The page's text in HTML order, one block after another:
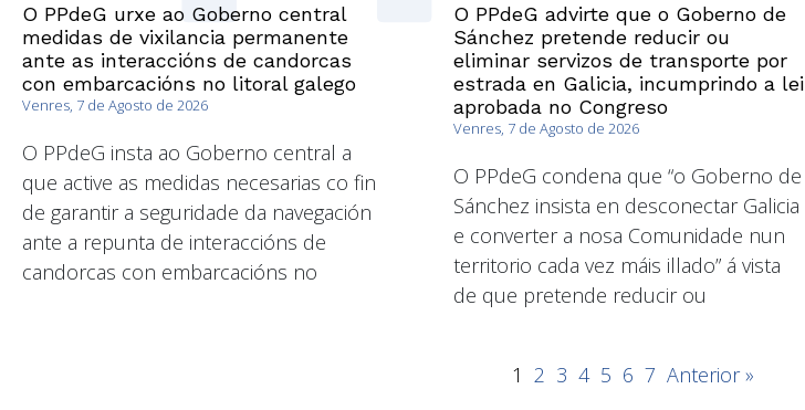
O PPdeG urxe ao Goberno central
medidas de vixilancia permanente
ante as interaccións de candorcas
con embarcacións no litoral galego
Venres, 7 de Agosto de 2026
O PPdeG insta ao Goberno central a
que active as medidas necesarias co fin
de garantir a seguridade da navegación
ante a repunta de interaccións de
candorcas con embarcacións no
O PPdeG advirte que o Goberno de
Sánchez pretende reducir ou
eliminar servizos de transporte por
estrada en Galicia, incumprindo a lei
aprobada no Congreso
Venres, 7 de Agosto de 2026
O PPdeG condena que “o Goberno de
Sánchez insista en desconectar Galicia
e converter a nosa Comunidade nun
territorio cada vez máis illado” á vista
de que pretende reducir ou
1 2 3 4 5 6 7 Anterior »